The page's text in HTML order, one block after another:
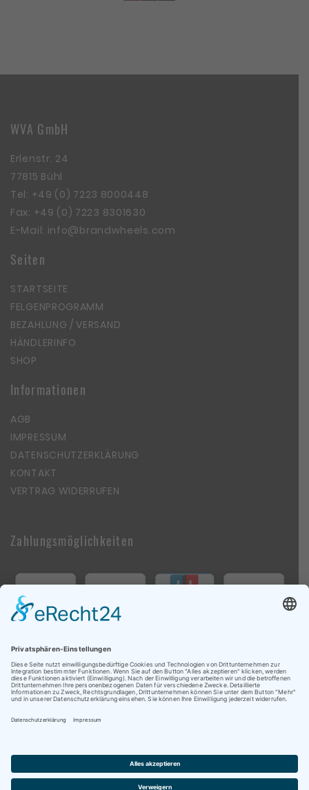
WVA GmbH
Erlenstr. 24
77815 Bühl
Tel: +49 (0) 7223 8000448
Fax: +49 (0) 7223 8301630
E-Mail: info@brandwheels.com
Seiten
STARTSEITE
FELGENPROGRAMM
BEZAHLUNG / VERSAND
HÄNDLERINFO
SHOP
Informationen
AGB
IMPRESSUM
DATENSCHUTZERKLÄRUNG
KONTAKT
VERTRAG WIDERRUFEN
Zahlungsmöglichkeiten